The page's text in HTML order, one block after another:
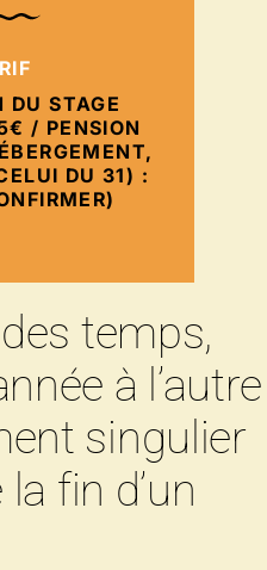
DU STAGE
/ PENSION
DU 31) :
temps,
à l’autre
singulier
fin d’un